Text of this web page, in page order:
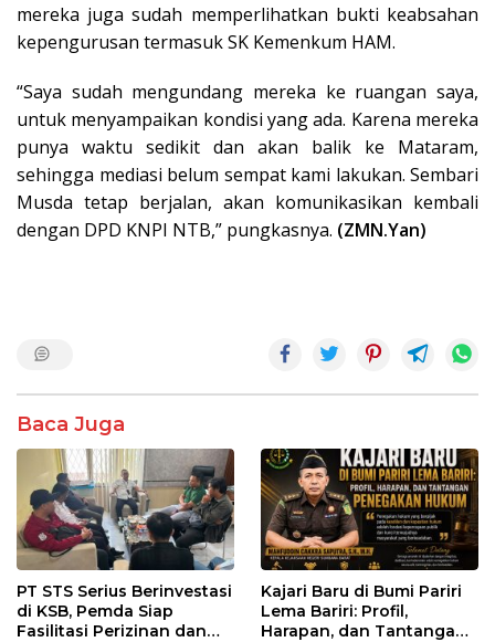
mereka juga sudah memperlihatkan bukti keabsahan
kepengurusan termasuk SK Kemenkum HAM.
“Saya sudah mengundang mereka ke ruangan saya,
untuk menyampaikan kondisi yang ada. Karena mereka
punya waktu sedikit dan akan balik ke Mataram,
sehingga mediasi belum sempat kami lakukan. Sembari
Musda tetap berjalan, akan komunikasikan kembali
dengan DPD KNPI NTB,” pungkasnya. (ZMN.Yan)
Baca Juga
PT STS Serius Berinvestasi
di KSB, Pemda Siap
Fasilitasi Perizinan dan
Kajari Baru di Bumi Pariri
Lema Bariri: Profil,
Harapan, dan Tantangan